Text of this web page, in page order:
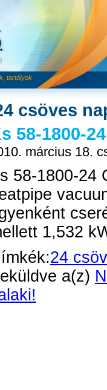
tartályok
csöves
58-1800-
március 18.
58-1800-24
1,532
24
a(z)